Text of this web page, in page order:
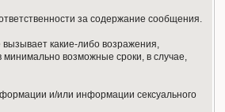
за содержание сообщения.
какие-либо возражения,
минимально возможные сроки, в случае,
и/или информации сексуального